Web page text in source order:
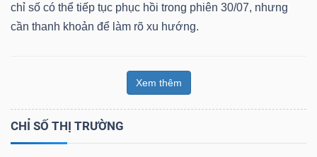
chỉ số có thể tiếp tục phục hồi trong phiên 30/07, nhưng
cần thanh khoản để làm rõ xu hướng.
Xem thêm
CHỈ SỐ THỊ TRƯỜNG